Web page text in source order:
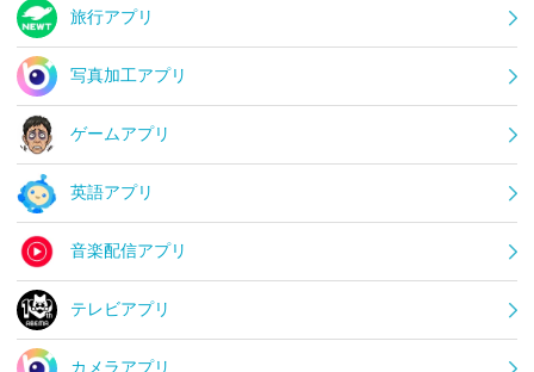
旅行アプリ
写真加工アプリ
ゲームアプリ
英語アプリ
音楽配信アプリ
テレビアプリ
カメラアプリ